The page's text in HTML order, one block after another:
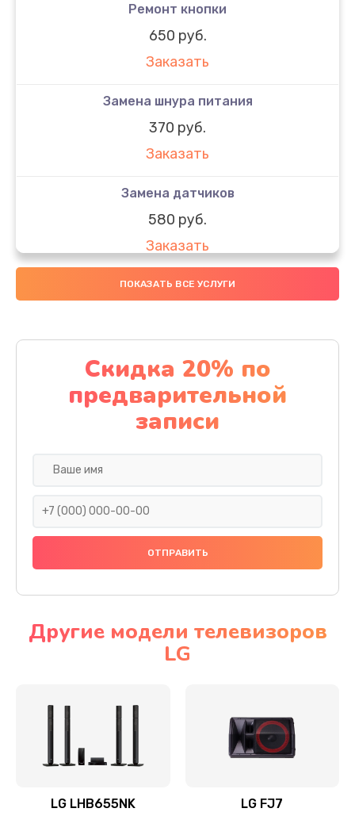
Ремонт кнопки
650 руб.
Заказать
Замена шнура питания
370 руб.
Заказать
Замена датчиков
580 руб.
Заказать
Комплексная чистка
Заказать
Замена дисплея (экрана)
2000 руб.
Заказать
Ремонт платы электроники
Прошивка
Ремонт механики привода
Ремонт / замена кнопок, клавиш, индикаторов,
ПОКАЗАТЬ ВСЕ УСЛУГИ
Скидка 20% по
предварительной
записи
Другие модели телевизоров
LG
LG LHB655NK LG FJ7